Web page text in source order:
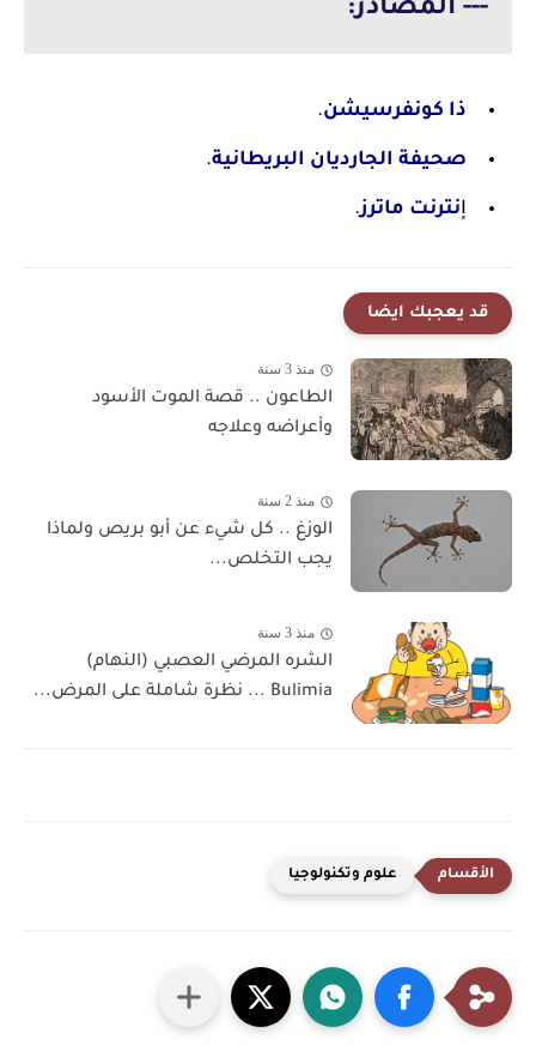
--- المصادر:
ذا كونفرسيشن.
صحيفة الجارديان البريطانية.
إنترنت ماترز.
قد يعجبك ايضا
منذ 3 سنة
الطاعون .. قصة الموت الأسود
وأعراضه وعلاجه
منذ 2 سنة
الوزغ .. كل شيء عن أبو بريص ولماذا
يجب التخلص...
منذ 3 سنة
الشره المرضي العصبي (النهام)
Bulimia ... نظرة شاملة على المرض...
علوم وتكنولوجيا